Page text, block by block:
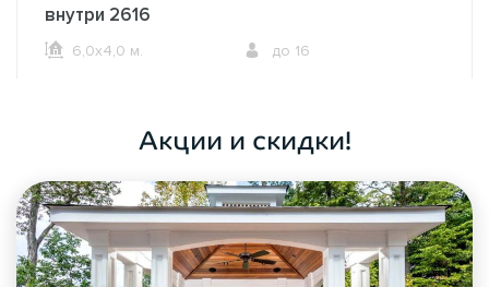
внутри 2616
6,0х4,0 м. до 16
Акции и скидки!